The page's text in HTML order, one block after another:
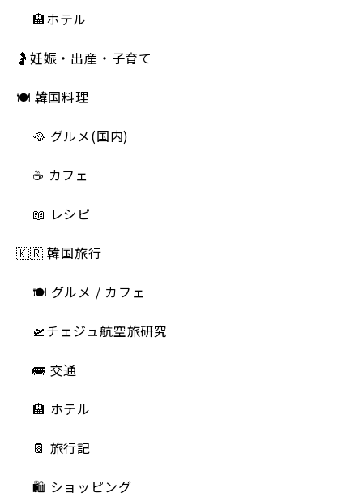
🏨ホテル
🤰妊娠・出産・子育て
🍽 韓国料理
🥘 グルメ(国内)
☕️ カフェ
📖 レシピ
🇰🇷 韓国旅行
🍽 グルメ / カフェ
🛫チェジュ航空旅研究
🚌 交通
🏨 ホテル
📔 旅行記
🛍️ ショッピング